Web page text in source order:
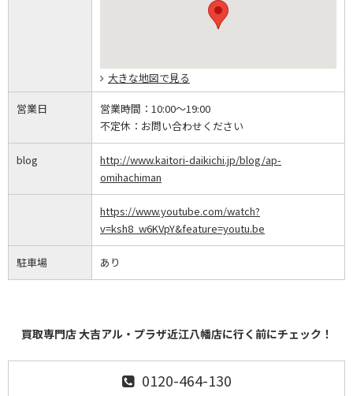
大きな地図で見る
営業日 営業時間： 10:00～19:00
不定休： お問い合わせください
blog
http://www.kaitori-daikichi.jp/blog/ap-
omihachiman
https://www.youtube.com/watch?
v=ksh8_w6KVpY&feature=youtu.be
駐車場 あり
買取専門店 大吉アル・プラザ近江八幡店に行く前にチェック！
0120-464-130